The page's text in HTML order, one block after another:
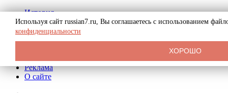
История
Биография
Криминал
СССР
Реклама
О сайте
Используя сайт russian7.ru, Вы соглашаетесь с использованием
конфиденциальности
ХОРОШО